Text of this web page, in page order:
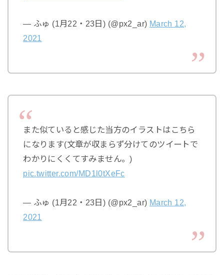
— ふゅ (1月22・23日) (@px2_ar) March 12,
2021
また似ていると感じた当方のイラストはこちら
になります(文章が収まらず分けてのツイートで
わかりにくくてすみません。)
pic.twitter.com/MD1l0tXeFc
— ふゅ (1月22・23日) (@px2_ar) March 12,
2021